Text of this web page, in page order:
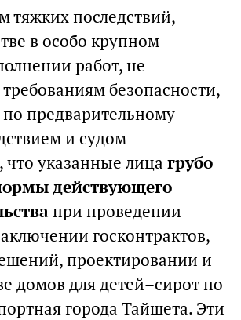
тяжких последствий,
в особо крупном
работ, не
безопасности,
предварительному
и судом
что указанные лица грубо
действующего
при проведении
госконтрактов,
проектировании и
домов для детей–сирот по
города Тайшета. Эти